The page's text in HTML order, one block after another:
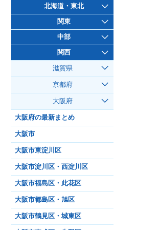
北海道・東北
関東
中部
関西
滋賀県
京都府
大阪府
大阪府の最新まとめ
大阪市
大阪市東淀川区
大阪市淀川区・西淀川区
大阪市福島区・此花区
大阪市都島区・旭区
大阪市鶴見区・城東区